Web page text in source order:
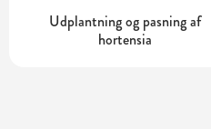
Udplantning og pasning af
hortensia